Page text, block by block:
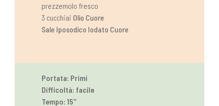
prezzemolo fresco
3 cucchiai Olio Cuore
Sale Iposodico Iodato Cuore
Portata: Primi
Difficoltà: facile
Tempo: 15''